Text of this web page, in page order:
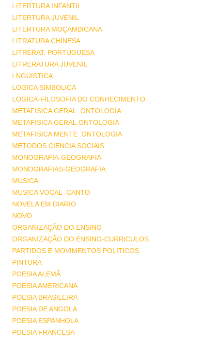
LITERTURA INFANTIL
LITERTURA JUVENIL
LITERTURA MOÇAMBICANA
LITRATURA CHINESA
LITRERAT. PORTUGUESA
LITRERATURA JUVENIL
LNGUISTICA
LOGICA SIMBOLICA
LOGICA-FILOSOFIA DO CONHECIMENTO
METAFISICA GERAL. ONTOLOGIA
METAFISICA GERAL.ONTOLOGIA
METAFISICA MENTE .ONTOLOGIA
METODOS CIENCIA SOCIAIS
MONOGRAFIA-GEOGRAFIA
MONOGRAFIAS-GEOGRAFIA
MUSICA
MUSICA VOCAL -CANTO
NOVELA EM DIARIO
NOVO
ORGANIZAÇÃO DO ENSINO
ORGANIZAÇÃO DO ENSINO-CURRICULOS
PARTIDOS E MOVIMENTOS POLITICOS
PINTURA
POESIA ALEMÃ
POESIA AMERICANA
POESIA BRASILEIRA
POESIA DE ANGOLA
POESIA ESPANHOLA
POESIA FRANCESA